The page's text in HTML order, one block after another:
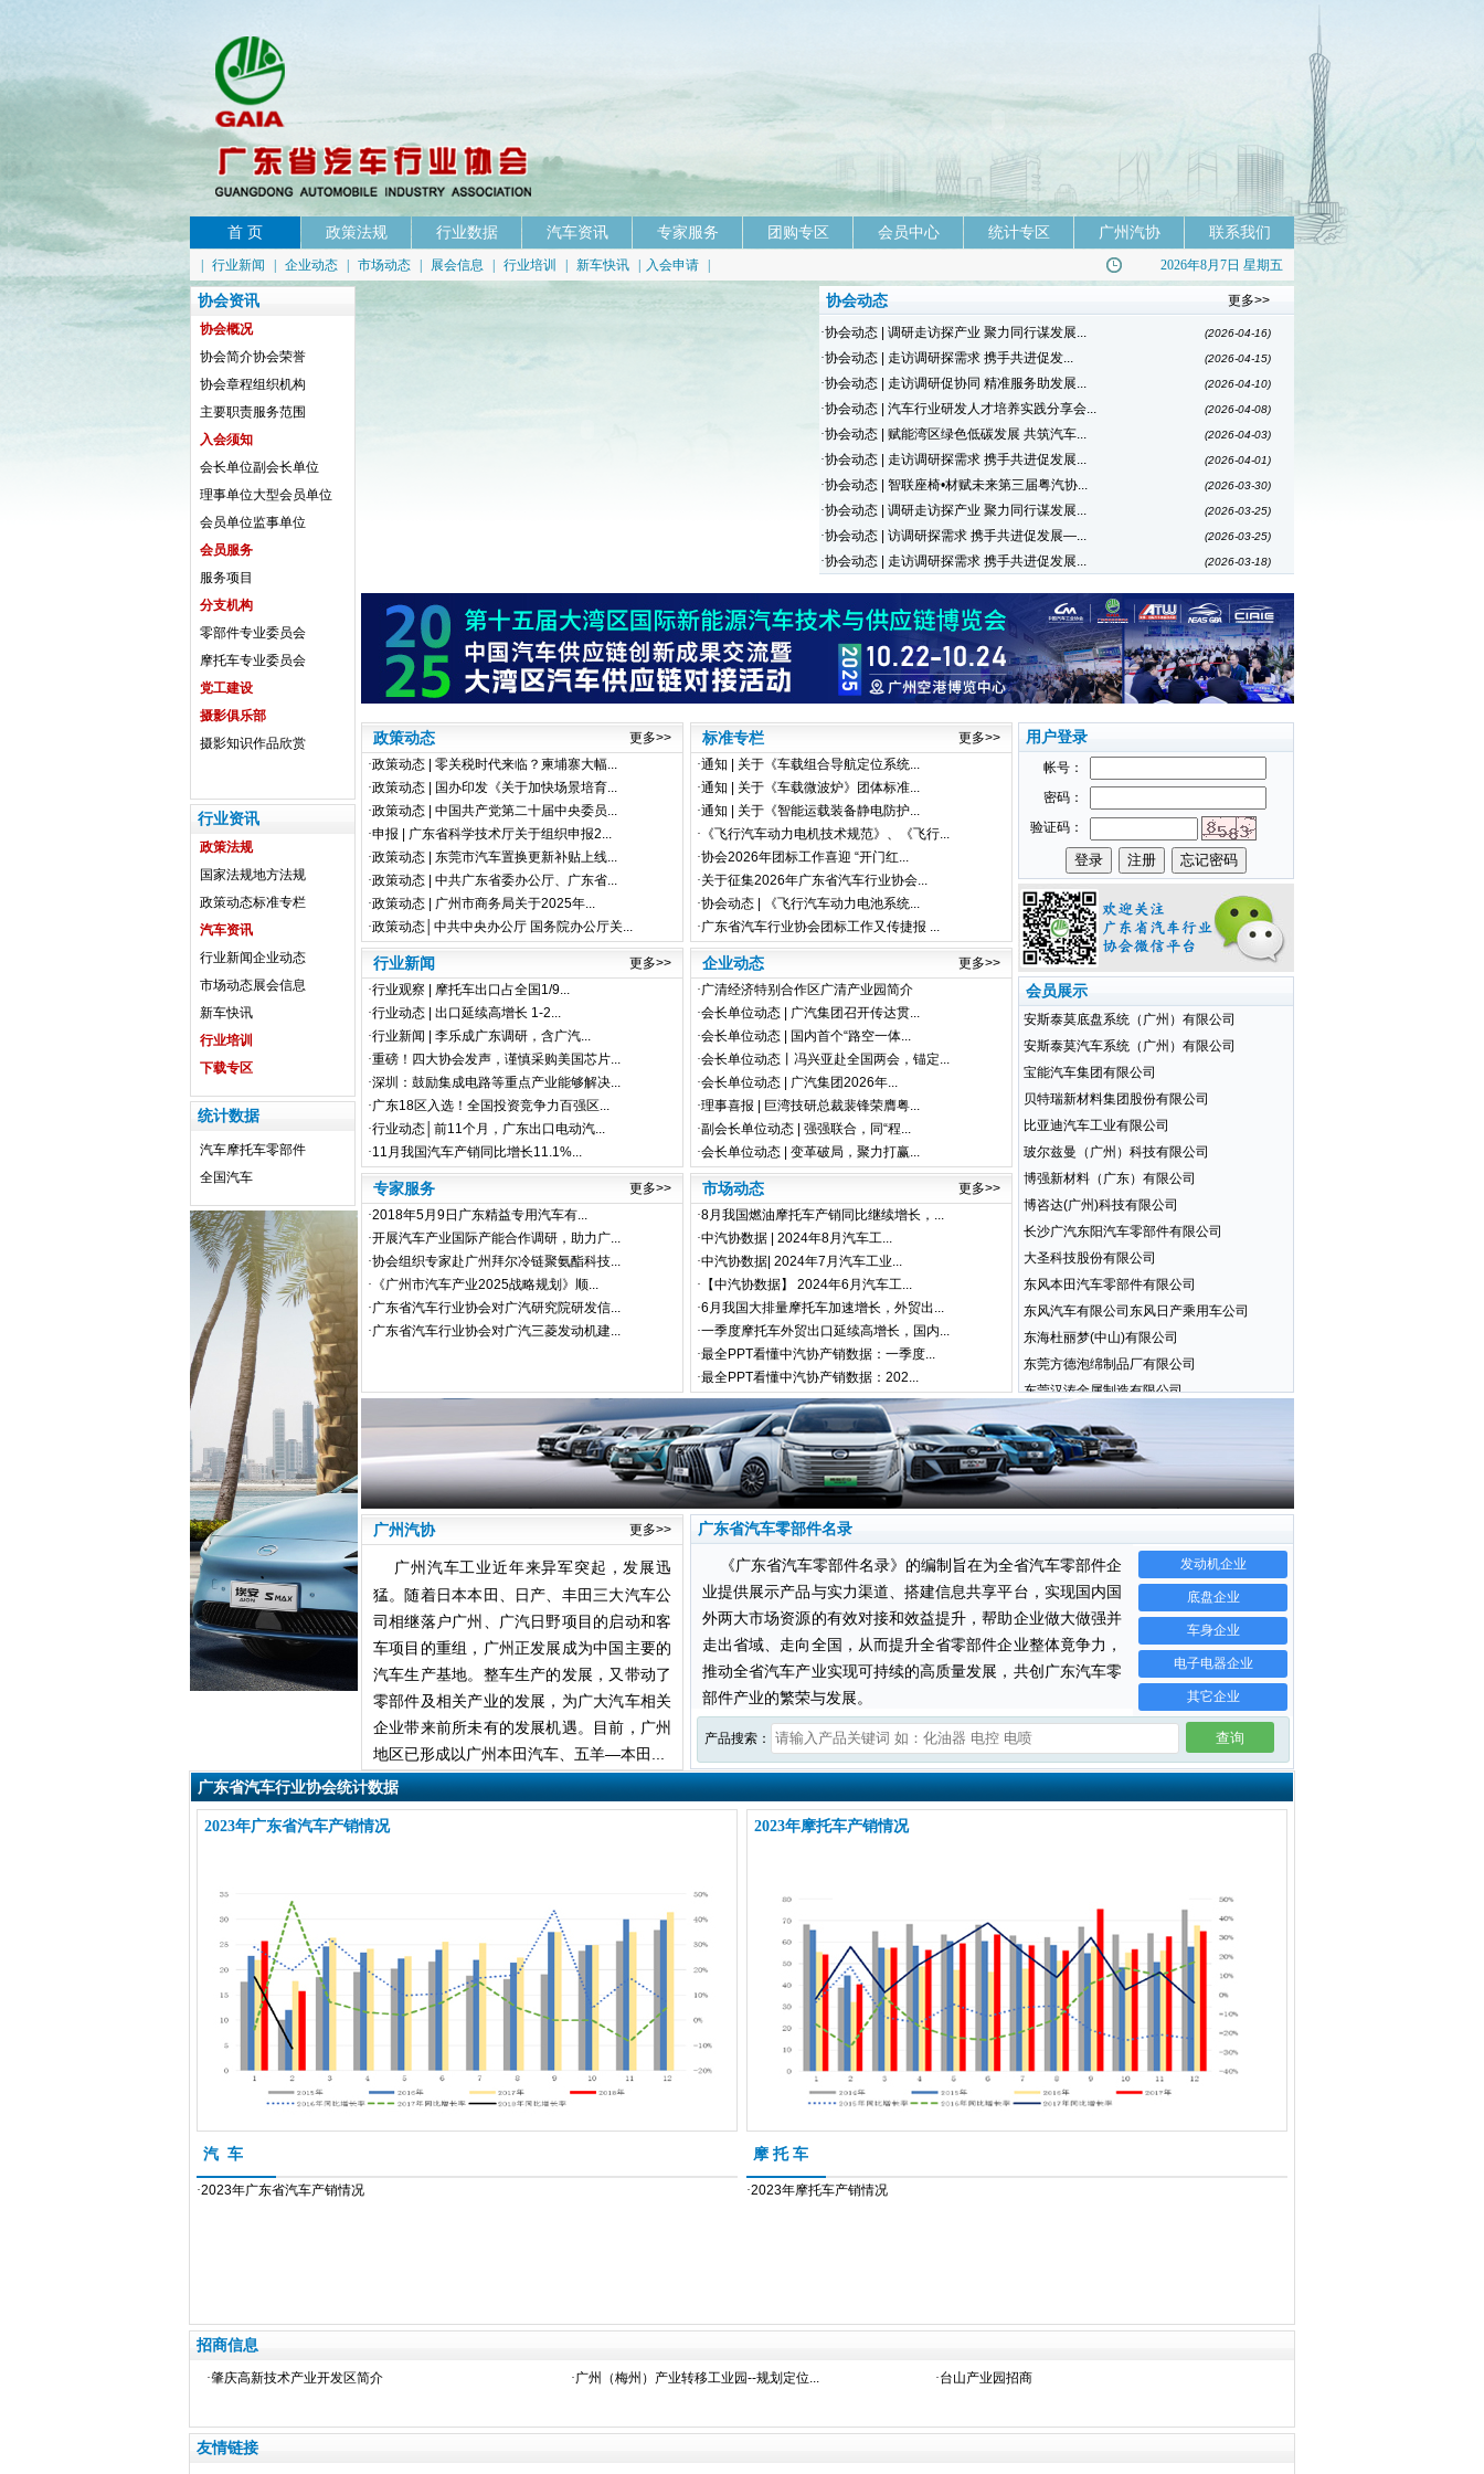
首 页 政策法规 行业数据 汽车资讯 专家服务 团购专区 会员中心 统计专区 广州汽协 联系我们
行业新闻 企业动态 市场动态 展会信息 行业培训 新车快讯 入会申请 2026年8月7日 星期五
协会资讯
协会概况
协会简介协会荣誉
协会章程组织机构
主要职责服务范围
入会须知
会长单位副会长单位
理事单位大型会员单位
会员单位监事单位
会员服务
服务项目
分支机构
零部件专业委员会
摩托车专业委员会
党工建设
摄影俱乐部
摄影知识作品欣赏
行业资讯
政策法规
国家法规地方法规
政策动态标准专栏
汽车资讯
行业新闻企业动态
市场动态展会信息
新车快讯
行业培训
下载专区
统计数据
汽车摩托车零部件
全国汽车
协会动态 更多>>
·协会动态 | 调研走访探产业 聚力同行谋发展... (2026-04-16)
·协会动态 | 走访调研探需求 携手共进促发... (2026-04-15)
·协会动态 | 走访调研促协同 精准服务助发展... (2026-04-10)
·协会动态 | 汽车行业研发人才培养实践分享会... (2026-04-08)
·协会动态 | 赋能湾区绿色低碳发展 共筑汽车... (2026-04-03)
·协会动态 | 走访调研探需求 携手共进促发展... (2026-04-01)
·协会动态 | 智联座椅•材赋未来第三届粤汽协... (2026-03-30)
·协会动态 | 调研走访探产业 聚力同行谋发展... (2026-03-25)
·协会动态 | 访调研探需求 携手共进促发展—... (2026-03-25)
·协会动态 | 走访调研探需求 携手共进促发展... (2026-03-18)
政策动态
更多>>
·政策动态 | 零关税时代来临？柬埔寨大幅...
·政策动态 | 国办印发《关于加快场景培育...
·政策动态 | 中国共产党第二十届中央委员...
·申报 | 广东省科学技术厅关于组织申报2...
·政策动态 | 东莞市汽车置换更新补贴上线...
·政策动态 | 中共广东省委办公厅、广东省...
·政策动态 | 广州市商务局关于2025年...
·政策动态│中共中央办公厅 国务院办公厅关...
标准专栏
更多>>
·通知 | 关于《车载组合导航定位系统...
·通知 | 关于《车载微波炉》团体标准...
·通知 | 关于《智能运载装备静电防护...
· 《飞行汽车动力电机技术规范》、《飞行...
·协会2026年团标工作喜迎 “开门红...
·关于征集2026年广东省汽车行业协会...
·协会动态 | 《飞行汽车动力电池系统...
·广东省汽车行业协会团标工作又传捷报 ...
行业新闻
更多>>
·行业观察 | 摩托车出口占全国1/9...
·行业动态 | 出口延续高增长 1-2...
·行业新闻 | 李乐成广东调研，含广汽...
·重磅！四大协会发声，谨慎采购美国芯片...
·深圳：鼓励集成电路等重点产业能够解决...
·广东18区入选！全国投资竞争力百强区...
·行业动态│前11个月，广东出口电动汽...
·11月我国汽车产销同比增长11.1%...
企业动态
更多>>
·广清经济特别合作区广清产业园简介
·会长单位动态 | 广汽集团召开传达贯...
·会长单位动态 | 国内首个“路空一体...
·会长单位动态丨冯兴亚赴全国两会，锚定...
·会长单位动态 | 广汽集团2026年...
·理事喜报 | 巨湾技研总裁裴锋荣膺粤...
·副会长单位动态 | 强强联合，同“程...
·会长单位动态 | 变革破局，聚力打赢...
专家服务
更多>>
·2018年5月9日广东精益专用汽车有...
·开展汽车产业国际产能合作调研，助力广...
·协会组织专家赴广州拜尔冷链聚氨酯科技...
· 《广州市汽车产业2025战略规划》顺...
·广东省汽车行业协会对广汽研究院研发信...
·广东省汽车行业协会对广汽三菱发动机建...
市场动态
更多>>
·8月我国燃油摩托车产销同比继续增长，...
·中汽协数据 | 2024年8月汽车工...
·中汽协数据| 2024年7月汽车工业...
· 【中汽协数据】 2024年6月汽车工...
·6月我国大排量摩托车加速增长，外贸出...
·一季度摩托车外贸出口延续高增长，国内...
·最全PPT看懂中汽协产销数据：一季度...
·最全PPT看懂中汽协产销数据：202...
用户登录
帐号：
密码：
验证码：
会员展示
安斯泰莫底盘系统（广州）有限公司
安斯泰莫汽车系统（广州）有限公司
宝能汽车集团有限公司
贝特瑞新材料集团股份有限公司
比亚迪汽车工业有限公司
玻尔兹曼（广州）科技有限公司
博强新材料（广东）有限公司
博咨达(广州)科技有限公司
长沙广汽东阳汽车零部件有限公司
大圣科技股份有限公司
东风本田汽车零部件有限公司
东风汽车有限公司东风日产乘用车公司
东海杜丽梦(中山)有限公司
东莞方德泡绵制品厂有限公司
东莞汉涛金属制造有限公司
东莞鸿凌汽车饰件有限公司
东莞瑞柯电子科技股份有限公司
东莞市爱粤金属粉末有限公司
东莞市帝恩检测有限公司
东莞市机械模具产业协会
东莞市吉诺塑胶制品有限公司
东莞市科宏研磨科技有限公司
东莞市科泰汽车检夹具有限公司
东莞市利通行新能源科技有限公司
东莞市迈泰睿新能源有限公司
东莞市三贤汽车配件有限公司
东莞市松柏模具有限公司
东莞市通科电子有限公司
东莞市永晟电线科技股份有限公司
东莞新荣精密汽车配件有限公司
东莞宜安科技股份有限公司
东莞中汽宏远汽车有限公司
丰田合成（佛山）橡塑有限公司
佛山发尔特克汽车零部件有限公司
佛山丰田纺织汽车零部件有限公司
佛山福强新材料有限公司
佛山瀚椿汽车部件有限公司
佛山市南海区汽车行业协会
佛山市桥亿汽车零部件有限公司
佛山市雄新压铸有限公司
广州汽协 更多>>
广州汽车工业近年来异军突起，发展迅
猛。随着日本本田、日产、丰田三大汽车公
司相继落户广州、广汽日野项目的启动和客
车项目的重组，广州正发展成为中国主要的
汽车生产基地。整车生产的发展，又带动了
零部件及相关产业的发展，为广大汽车相关
企业带来前所未有的发展机遇。目前，广州
地区已形成以广州本田汽车、五羊—本田...
广东省汽车零部件名录
《广东省汽车零部件名录》的编制旨在为全省汽车零部件企
业提供展示产品与实力渠道、搭建信息共享平台，实现国内国
外两大市场资源的有效对接和效益提升，帮助企业做大做强并
走出省域、走向全国，从而提升全省零部件企业整体竟争力，
推动全省汽车产业实现可持续的高质量发展，共创广东汽车零
部件产业的繁荣与发展。
发动机企业
底盘企业
车身企业
电子电器企业
其它企业
产品搜索：
广东省汽车行业协会统计数据
2023年广东省汽车产销情况 2023年摩托车产销情况
汽 车
·2023年广东省汽车产销情况
摩 托 车
·2023年摩托车产销情况
招商信息
·肇庆高新技术产业开发区简介 ·广州（梅州）产业转移工业园--规划定位... ·台山产业园招商
友情链接